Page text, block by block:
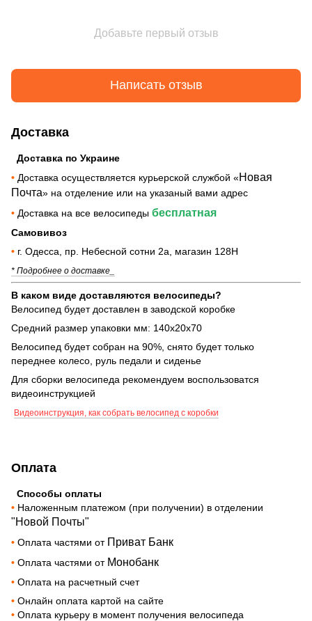
Добавьте первый отзыв
Написать отзыв
Доставка
Доставка по Украине
• Доставка осуществляется курьерской службой «Новая
Почта» на отделение или на указаный вами адрес
• Доставка на все велосипеды бесплатная
Самовивоз
• г. Одесса, пр. Небесной сотни 2а, магазин 128Н
* Подробнее о доставке_
В каком виде доставляются велосипеды?
Велосипед будет доставлен в заводской коробке
Средний размер упаковки мм: 140х20х70
Велосипед будет собран на 90%, снято будет только
переднее колесо, руль педали и сиденье
Для сборки велосипеда рекомендуем воспользоватся
видеоинструкцией
Видеоинструкция, как собрать велосипед с коробки
Оплата
Способы оплаты
• Наложенным платежом (при получении) в отделении
"Новой Почты"
• Оплата частями от Приват Банк
• Оплата частями от Монобанк
• Оплата на расчетный счет
• Онлайн оплата картой на сайте
• Оплата курьеру в момент получения велосипеда